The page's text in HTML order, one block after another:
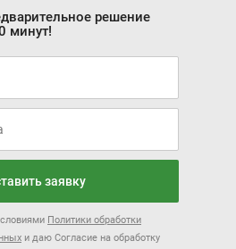
решение
минут!
заявку
Политики обработки
и даю Согласие на обработку